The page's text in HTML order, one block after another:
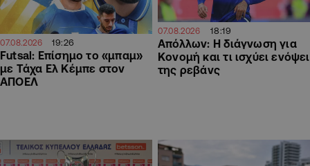
07.08.2026 19:26
Futsal: Επίσημο το «μπαμ»
με Τάχα Ελ Κέμπε στον
ΑΠΟΕΛ
07.08.2026 18:19
Απόλλων: Η διάγνωση για
Κονομή και τι ισχύει ενόψει
της ρεβάνς